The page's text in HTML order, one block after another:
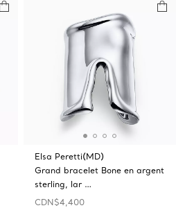
Elsa Peretti(MD)
Grand bracelet Bone en argent
sterling, lar …
CDN$4,400